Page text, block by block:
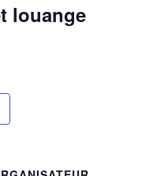
louange